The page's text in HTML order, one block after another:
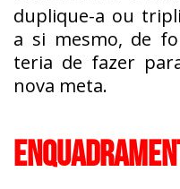
duplique-a ou
a si mesmo, de
teria de fazer
nova meta.